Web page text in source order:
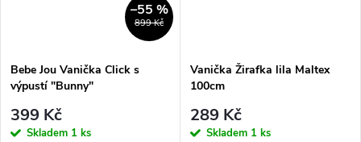
899 Kč
–55 %
Bebe Jou Vanička Click s
výpustí "Bunny"
399 Kč
Skladem 1 ks
Vanička Žirafka lila Maltex
100cm
289 Kč
Skladem 1 ks